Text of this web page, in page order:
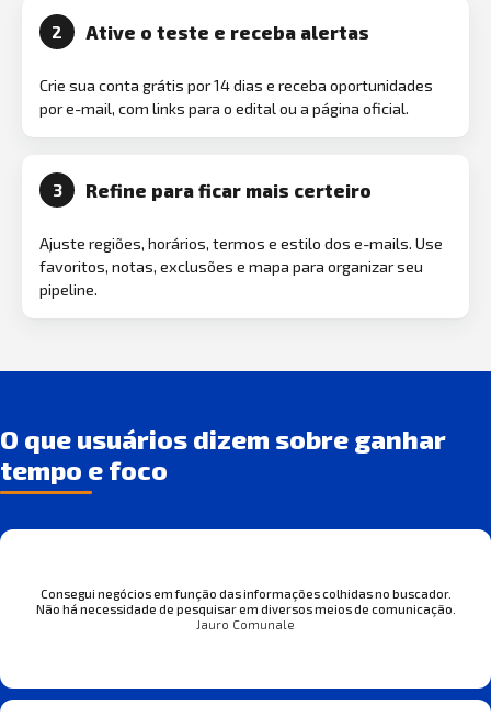
2 Ative o teste e receba alertas
Crie sua conta grátis por 14 dias e receba oportunidades
por e-mail, com links para o edital ou a página oficial.
3 Refine para ficar mais certeiro
Ajuste regiões, horários, termos e estilo dos e-mails. Use
favoritos, notas, exclusões e mapa para organizar seu
pipeline.
O que usuários dizem sobre ganhar
tempo e foco
Consegui negócios em função das informações colhidas no buscador.
Não há necessidade de pesquisar em diversos meios de comunicação.
Jauro Comunale